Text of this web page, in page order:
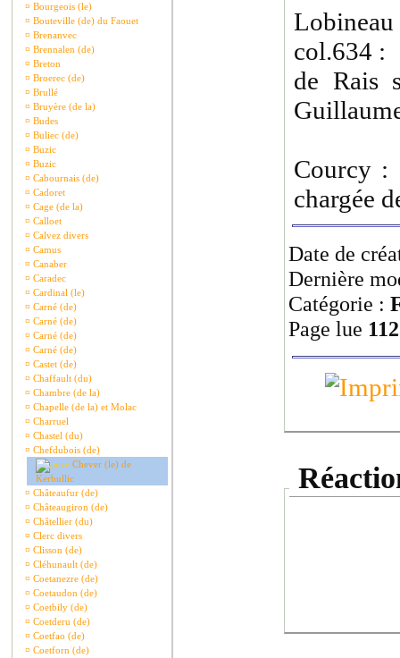
¤ Bourgeois (le)
¤ Bouteville (de) du Faouet
¤ Brenanvec
¤ Brennalen (de)
¤ Breton
¤ Broerec (de)
¤ Brullé
¤ Bruyère (de la)
¤ Budes
¤ Buliec (de)
¤ Buzic
¤ Buzic
¤ Cabournais (de)
¤ Cadoret
¤ Cage (de la)
¤ Calloet
¤ Calvez divers
¤ Camus
¤ Canaber
¤ Caradec
¤ Cardinal (le)
¤ Carné (de)
¤ Carné (de)
¤ Carné (de)
¤ Carné (de)
¤ Castet (de)
¤ Chaffault (du)
¤ Chambre (de la)
¤ Chapelle (de la) et Molac
¤ Charruel
¤ Chastel (du)
¤ Chefdubois (de)
Chever (le) de
Kerbullic
¤ Châteaufur (de)
¤ Châteaugiron (de)
¤ Châtellier (du)
¤ Clerc divers
¤ Clisson (de)
¤ Cléhunault (de)
¤ Coetanezre (de)
¤ Coetaudon (de)
¤ Coetbily (de)
¤ Coetderu (de)
¤ Coetfao (de)
¤ Coetforn (de)
Lobineau
col.634 :
de Rais
Courcy :
chargée
Date de
Dernière
Catégorie :
Page lue